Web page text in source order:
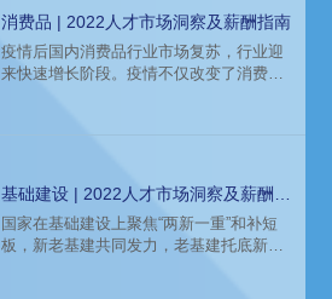
育行业的人才市场洞察。
消费品 | 2022人才市场洞察及薪酬指南
疫情后国内消费品行业市场复苏，行业迎
来快速增长阶段。疫情不仅改变了消费者
基础建设 | 2022人才市场洞察及薪酬指
南
国家在基础建设上聚焦“两新一重”和补短
板，新老基建共同发力，老基建托底新基